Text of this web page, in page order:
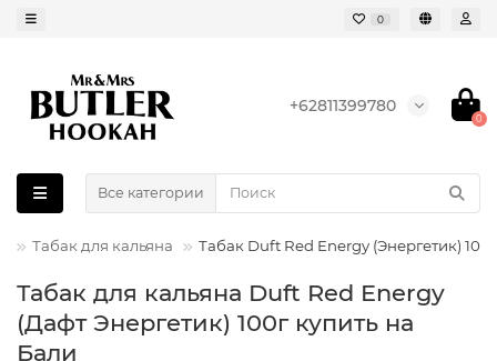
0
+62811399780
0
Все категории
Табак для кальяна Табак Duft Red Energy (Энергетик) 100г
Табак для кальяна Duft Red Energy
(Дафт Энергетик) 100г купить на
Бали